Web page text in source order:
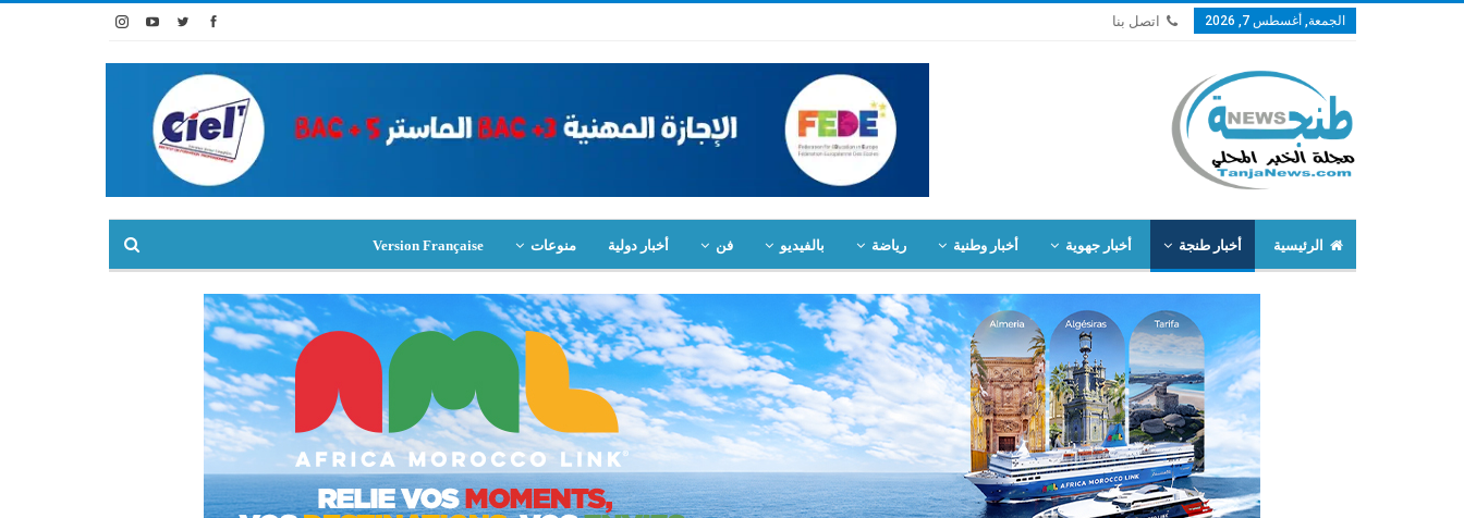
الجمعة, أغسطس 7, 2026 اتصل بنا
الرئيسية أخبار طنجة أخبار جهوية أخبار وطنية رياضة بالفيديو فن أخبار دولية منوعات Version Française